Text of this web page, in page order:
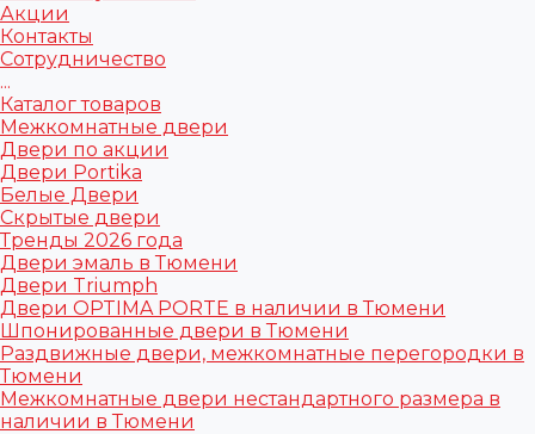
Акции
Контакты
Сотрудничество
...
Каталог товаров
Межкомнатные двери
Двери по акции
Двери Portika
Белые Двери
Скрытые двери
Тренды 2026 года
Двери эмаль в Тюмени
Двери Triumph
Двери OPTIMA PORTE в наличии в Тюмени
Шпонированные двери в Тюмени
Раздвижные двери, межкомнатные перегородки в
Тюмени
Межкомнатные двери нестандартного размера в
наличии в Тюмени